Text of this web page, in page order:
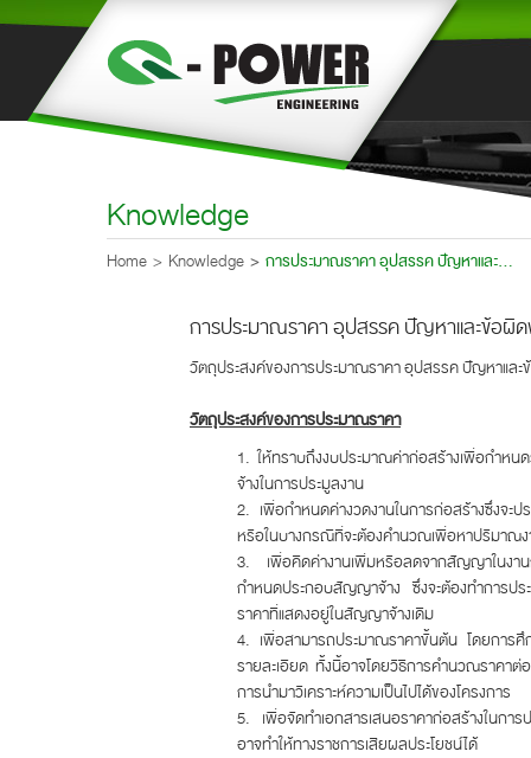
Knowledge
Home Knowledge การประมาณราคา อุปสรรค ปัญหาและ...
การประมาณราคา อุปสรรค ปัญหาและข้อผิ
วัตถุประสงค์ของการประมาณราคา อุปสรรค ปัญหาแล
วัตถุประสงค์ของการประมาณราคา
1. ให้ทราบถึงงบประมาณค่าก่อสร้างเพื่อกำหน
จ้างในการประมูลงาน
2. เพื่อกำหนดค่างวดงานในการก่อสร้างซึ่งจะป
หรือในบางกรณีที่จะต้องคำนวณเพื่อหาปริมาณง
3. เพื่อคิดค่างานเพิ่มหรือลดจากสัญญาในงา
กำหนดประกอบสัญญาจ้าง ซึ่งจะต้องทำการปร
ราคาที่แสดงอยู่ในสัญญาจ้างเดิม
4. เพื่อสามารถประมาณราคาขั้นต้น โดยการศึก
รายละเอียด ทั้งนี้อาจโดยวิธีการคำนวณราคา
การนำมาวิเคราะห์ความเป็นไปได้ของโครงการ
5. เพื่อจัดทำเอกสารเสนอราคาก่อสร้างในก
อาจทำให้ทางราชการเสียผลประโยชน์ได้